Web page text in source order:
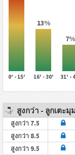
13%
7%
0' - 15' 16' - 30' 31' -
สูงกว่า - ลูกเตะมุ
สูงกว่า 7.5
สูงกว่า 8.5
สูงกว่า 9.5